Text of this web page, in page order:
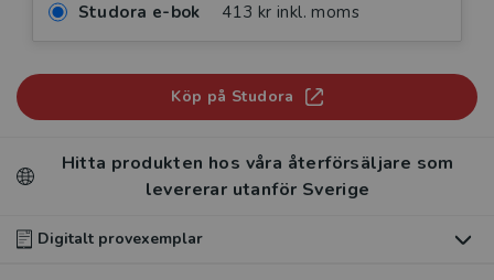
Studora e-bok 413 kr inkl. moms
Köp på Studora
Hitta produkten hos våra återförsäljare som
levererar utanför Sverige
Digitalt provexemplar